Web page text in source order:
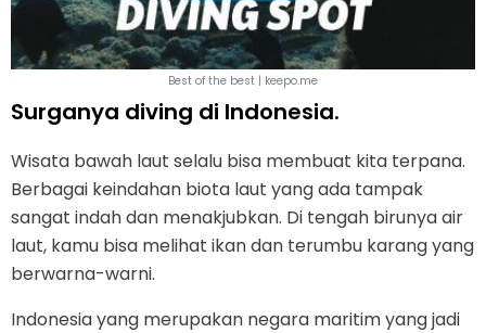
Best of the best | keepo.me
Surganya diving di Indonesia.
Wisata bawah laut selalu bisa membuat kita terpana.
Berbagai keindahan biota laut yang ada tampak
sangat indah dan menakjubkan. Di tengah birunya air
laut, kamu bisa melihat ikan dan terumbu karang yang
berwarna-warni.
Indonesia yang merupakan negara maritim yang jadi